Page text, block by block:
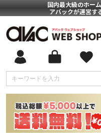
国内最大級のホー
アバックが運営す